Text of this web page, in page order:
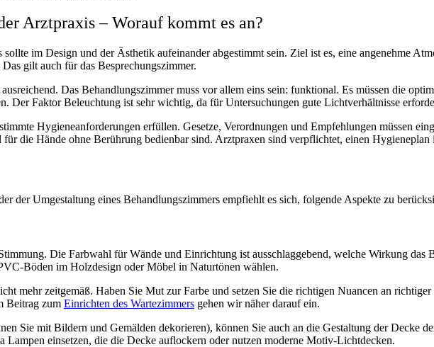
Arztpraxis – Worauf kommt es an?
im Design und der Ästhetik aufeinander abgestimmt sein. Ziel ist es, eine angenehme
gilt auch für das Besprechungszimmer.
Das Behandlungszimmer muss vor allem eins sein: funktional. Es müssen die
Der Faktor Beleuchtung ist sehr wichtig, da für Untersuchungen gute Lichtverhältnisse
Hygieneanforderungen erfüllen. Gesetze, Verordnungen und Empfehlungen müssen
die Hände ohne Berührung bedienbar sind. Arztpraxen sind verpflichtet, einen
der Umgestaltung eines Behandlungszimmers empfiehlt es sich, folgende Aspekte zu
Die Farbwahl für Wände und Einrichtung ist ausschlaggebend, welche Wirkung das
Böden im Holzdesign oder Möbel in Naturtönen wählen.
mehr zeitgemäß. Haben Sie Mut zur Farbe und setzen Sie die richtigen Nuancen an
Beitrag zum Einrichten des Wartezimmers gehen wir näher darauf ein.
Sie mit Bildern und Gemälden dekorieren), können Sie auch an die Gestaltung der Decke
Lampen einsetzen, die die Decke auflockern oder nutzen moderne Motiv-Lichtdecken.